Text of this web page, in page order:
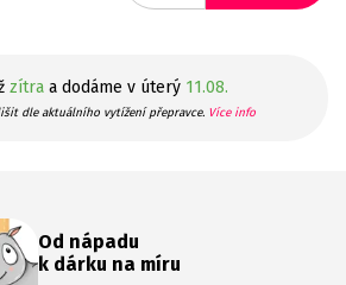
zítra a dodáme v úterý 11.08.
dle aktuálního vytížení přepravce. Více info
Od nápadu
k dárku na míru